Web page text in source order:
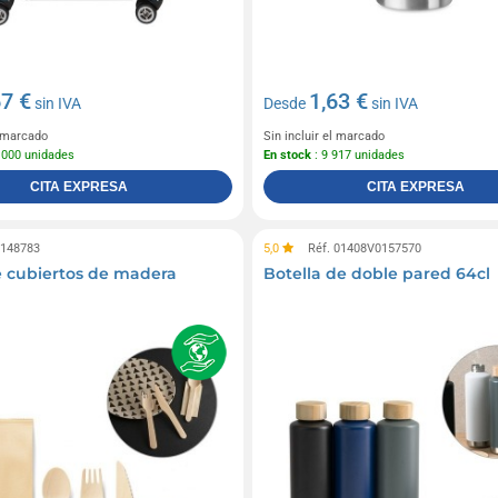
€sin IVA
unidades
CITA EXPRESA
Desde 1,63 €sin IVA
Sin incluir el marcado
En stock: 9 917 unidades
CITA EXPRESA
cubiertos de madera
5,0 Réf. 01408V0157570
Botella de doble pared 64cl